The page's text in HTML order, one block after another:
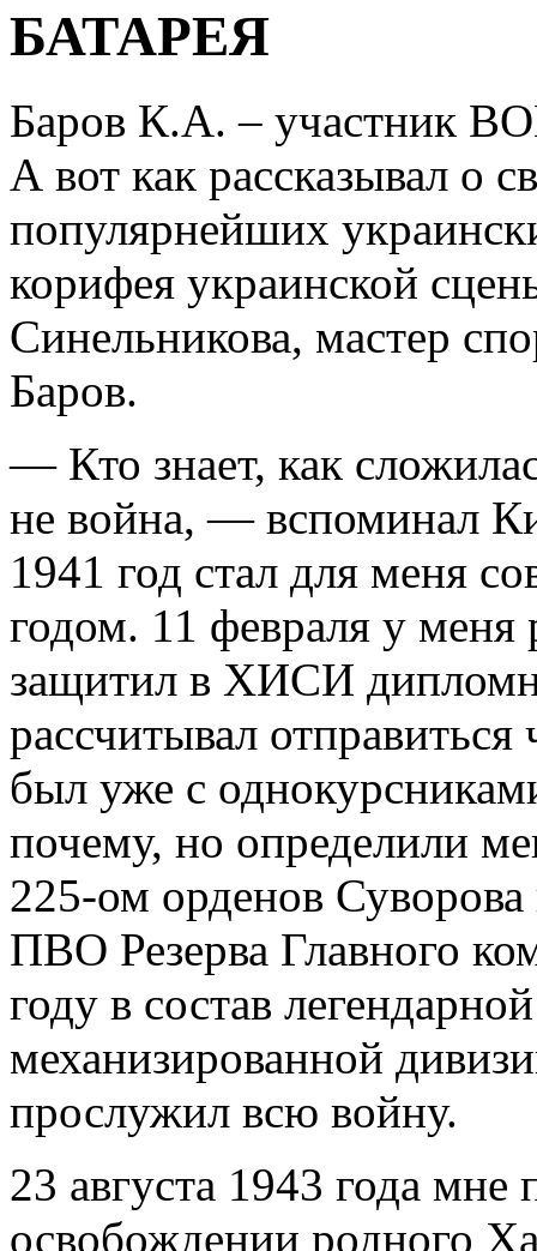
БАТАРЕЯ
Баров К.А. – участник
А вот как рассказывал о
популярнейших
корифея украинской
Синельникова, мастер
Баров.
― Кто знает, как
не война, ― вспоминал
1941 год стал для меня
годом. 11 февраля у меня
защитил в ХИСИ
рассчитывал
был уже с
почему, но определили
225-ом орденов Суворова
ПВО Резерва Главного
году в состав
механизированной
прослужил всю войну.
23 августа 1943 года мне
освобождении родного